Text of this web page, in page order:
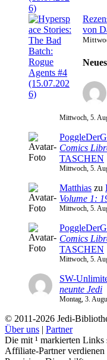
von
Mittwoch, 5.
Comics
TASCHEN
Mittwoch, 5.
Matthias zu
Volume 1:
Mittwoch, 5.
Comics
TASCHEN
Mittwoch, 5.
SW-
neunte Jedi
Montag, 3.
© 2011-2026 Jedi-
Über uns | Partner
Die mit ¹ markierten
Affiliate-Partner